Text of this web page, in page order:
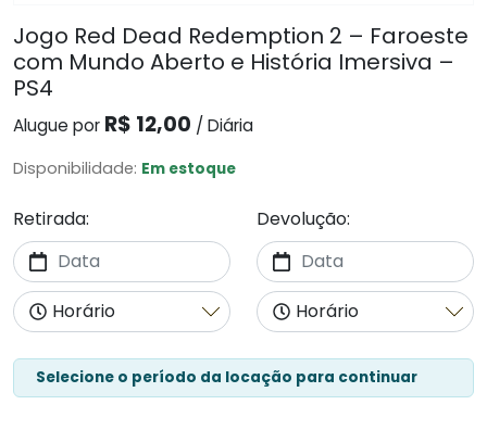
Jogo Red Dead Redemption 2 – Faroeste
com Mundo Aberto e História Imersiva –
PS4
Alugue por R$ 12,00 / Diária
Disponibilidade: Em estoque
Retirada: Devolução:
Selecione o período da locação para continuar